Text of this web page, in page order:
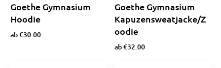
Goethe Gymnasium
Hoodie
ab€30.00
Goethe Gymnasium
Kapuzensweatjacke/Z
oodie
ab€32.00